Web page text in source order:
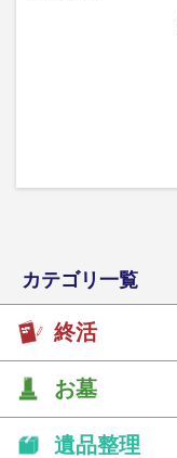
カテゴリ一覧
終活
お墓
遺品整理